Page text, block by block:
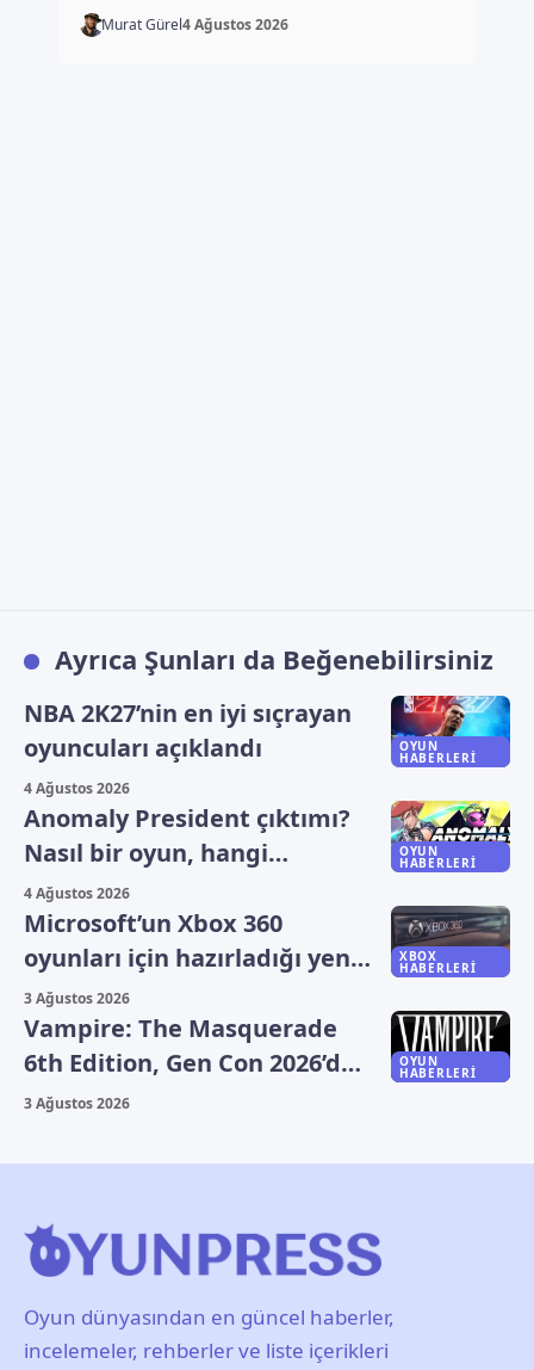
Murat Gürel4 Ağustos 2026
Ayrıca Şunları da Beğenebilirsiniz
OYUN
HABERLERI
NBA 2K27’nin en iyi sıçrayan
oyuncuları açıklandı
4 Ağustos 2026
OYUN
HABERLERI
Anomaly President çıktımı?
Nasıl bir oyun, hangi
platformlarda oynanıyor?
4 Ağustos 2026
XBOX
HABERLERI
Microsoft’un Xbox 360
oyunları için hazırladığı yeni
plan sızdı
3 Ağustos 2026
OYUN
HABERLERI
Vampire: The Masquerade
6th Edition, Gen Con 2026’da
duyuruldu
3 Ağustos 2026
Oyun dünyasından en güncel haberler,
incelemeler, rehberler ve liste içerikleri